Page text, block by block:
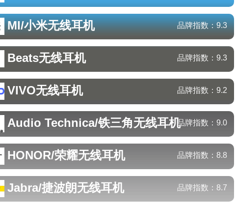
MI/小米无线耳机 品牌指数：9.3
Beats无线耳机 品牌指数： 9.3
VIVO无线耳机 品牌指数： 9.2
Audio Technica/铁三角无线耳机品牌指数： 9.0
HONOR/荣耀无线耳机 品牌指数： 8.8
Jabra/捷波朗无线耳机 品牌指数： 8.7